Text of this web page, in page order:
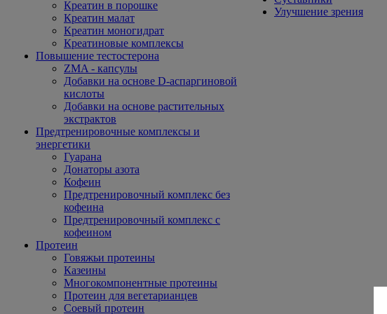
Креатин в порошке
Креатин малат
Креатин моногидрат
Креатиновые комплексы
Повышение тестостерона
ZMA - капсулы
Добавки на основе D-аспаргиновой
кислоты
Добавки на основе растительных
экстрактов
Предтренировочные комплексы и
энергетики
Гуарана
Донаторы азота
Кофеин
Предтренировочный комплекс без
кофеина
Предтренировочный комплекс с
кофеином
Протеин
Говяжьи протеины
Казеины
Многокомпонентные протеины
Протеин для вегетарианцев
Соевый протеин
Улучшение зрения